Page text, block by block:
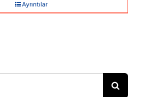
Ayrıntılar